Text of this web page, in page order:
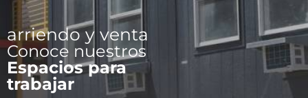
arriendo y venta
Conoce nuestros
Espacios para
trabajar